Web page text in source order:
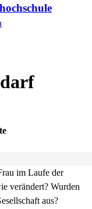
im Laufe der
verändert? Wurden
aus?